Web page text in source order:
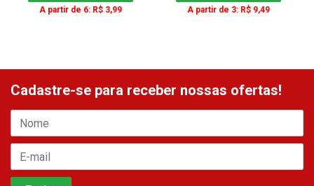
A partir de 6: R$ 3,99 A partir de 3: R$ 9,49
Cadastre-se para receber nossas ofertas!